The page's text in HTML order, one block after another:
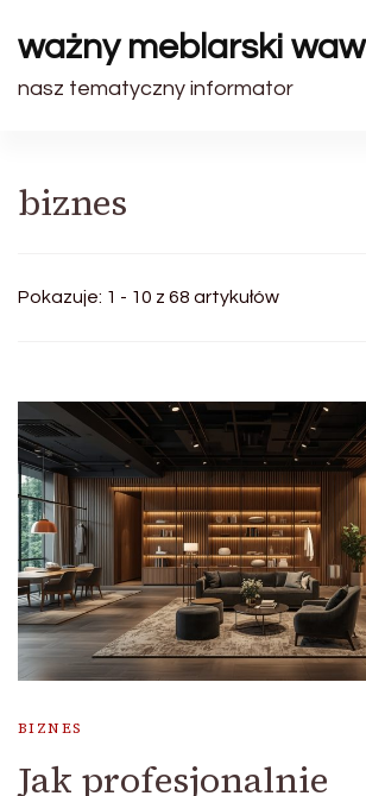
ważny meblarski waw
nasz tematyczny informator
biznes
Pokazuje: 1 - 10 z 68 artykułów
BIZNES
Jak profesjonalnie